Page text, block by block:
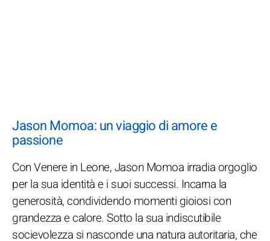
Jason Momoa: un viaggio di amore e
passione
Con Venere in Leone, Jason Momoa irradia orgoglio
per la sua identità e i suoi successi. Incarna la
generosità, condividendo momenti gioiosi con
grandezza e calore. Sotto la sua indiscutibile
socievolezza si nasconde una natura autoritaria, che